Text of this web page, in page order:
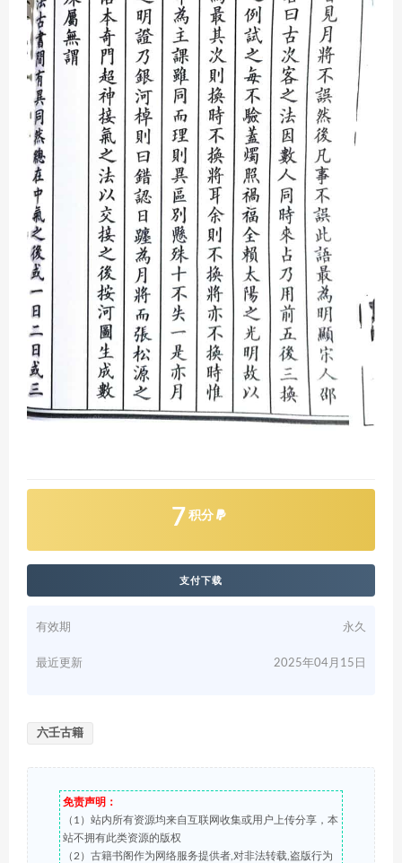
7 积分
支付下载
有效期 永久
最近更新 2025年04月15日
六壬古籍
免责声明：
（1）站内所有资源均来自互联网收集或用户上传分享，本
站不拥有此类资源的版权
（2）古籍书阁作为网络服务提供者,对非法转载,盗版行为